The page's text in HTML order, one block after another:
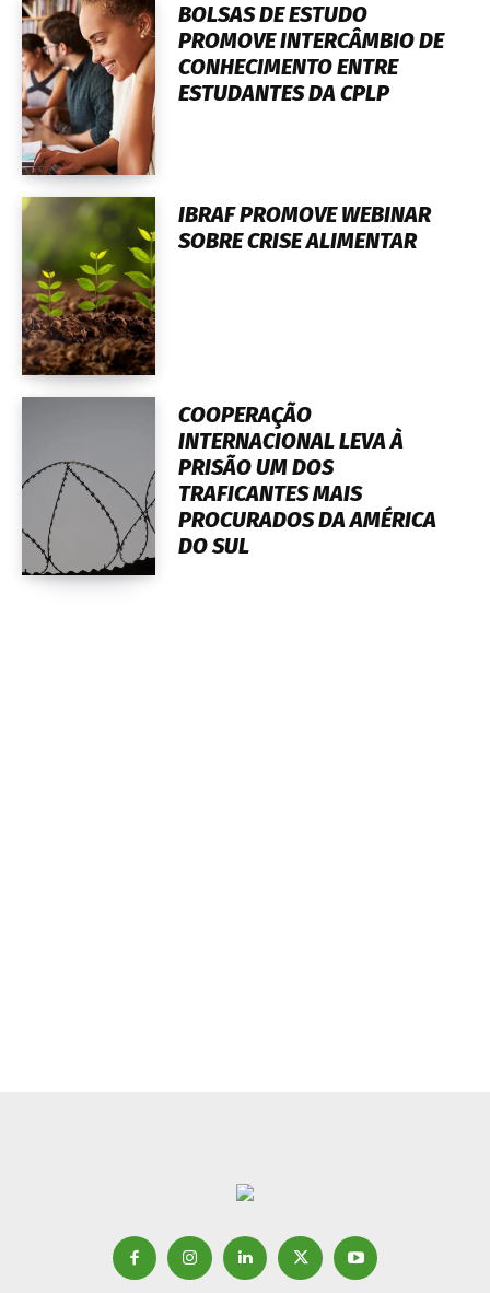
BOLSAS DE ESTUDO
PROMOVE INTERCÂMBIO DE
CONHECIMENTO ENTRE
ESTUDANTES DA CPLP
IBRAF PROMOVE WEBINAR
SOBRE CRISE ALIMENTAR
COOPERAÇÃO
INTERNACIONAL LEVA À
PRISÃO UM DOS
TRAFICANTES MAIS
PROCURADOS DA AMÉRICA
DO SUL